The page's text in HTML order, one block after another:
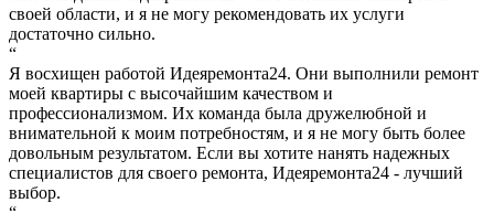
своей области, и я не могу рекомендовать их услуги
достаточно сильно.
“
Я восхищен работой Идеяремонта24. Они выполнили ремонт
моей квартиры с высочайшим качеством и
профессионализмом. Их команда была дружелюбной и
внимательной к моим потребностям, и я не могу быть более
довольным результатом. Если вы хотите нанять надежных
специалистов для своего ремонта, Идеяремонта24 - лучший
выбор.
“